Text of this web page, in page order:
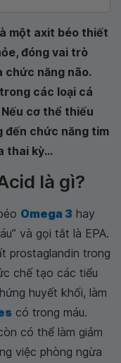
một axit béo thiết
đóng vai trò
chức năng não.
các loại cá
cơ thể thiếu
đến chức năng tim
thai kỳ...
là gì?
Omega 3 hay
và gọi tắt là EPA.
prostaglandin trong
chế tạo các tiểu
huyết khối, làm
có trong máu.
có thể làm giảm
việc phòng ngừa